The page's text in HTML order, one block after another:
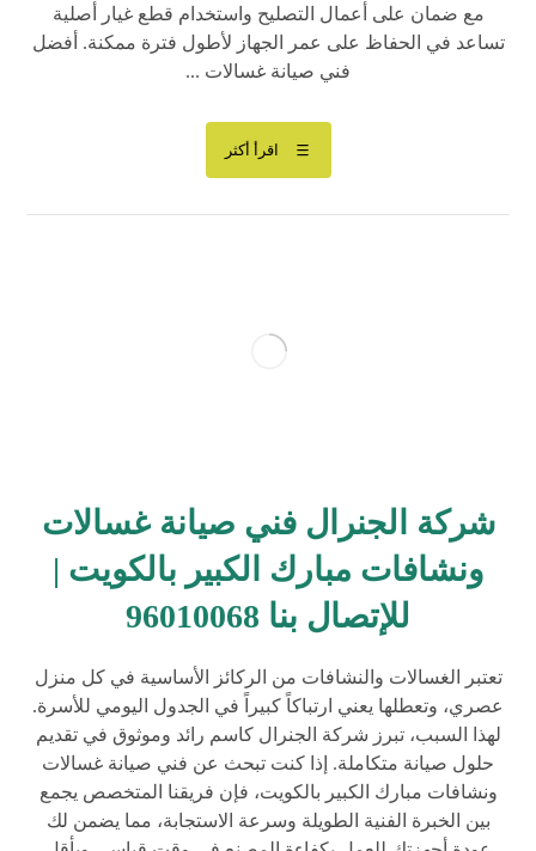
مع ضمان على أعمال التصليح واستخدام قطع غيار أصلية
تساعد في الحفاظ على عمر الجهاز لأطول فترة ممكنة. أفضل
فني صيانة غسالات ...
اقرأ أكثر
شركة الجنرال فني صيانة غسالات
ونشافات مبارك الكبير بالكويت |
للإتصال بنا 96010068
تعتبر الغسالات والنشافات من الركائز الأساسية في كل منزل
عصري، وتعطلها يعني ارتباكاً كبيراً في الجدول اليومي للأسرة.
لهذا السبب، تبرز شركة الجنرال كاسم رائد وموثوق في تقديم
حلول صيانة متكاملة. إذا كنت تبحث عن فني صيانة غسالات
ونشافات مبارك الكبير بالكويت، فإن فريقنا المتخصص يجمع
بين الخبرة الفنية الطويلة وسرعة الاستجابة، مما يضمن لك